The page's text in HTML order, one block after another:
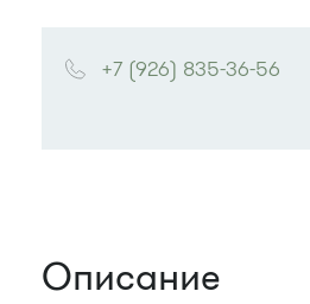
+7 (926) 835-36-56
Описание